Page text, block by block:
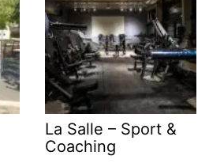
La Salle – Sport &
Coaching